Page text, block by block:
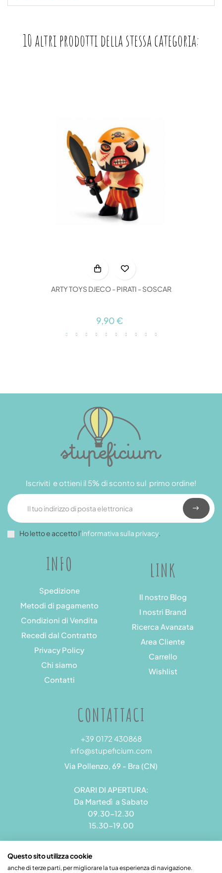
10 altri prodotti della stessa categoria:
ARTY TOYS DJECO - PIRATI - SOSCAR
9,90 €
INFO
Spedizione
Metodi di pagamento
Condizioni di Vendita
Recedi dal Contratto
Privacy Policy
Chi siamo
Contatti
LINK
Il nostro Blog
I nostri Brand
Ricerca Avanzata
Area Cliente
Carrello
Wishlist
Iscriviti e ottieni il 5% di sconto sul primo ordine!
Ho letto e accetto l’informativa sulla privacy.
CONTATTACI
+39 0172 430868
info@stupeficium.com
Via Pollenzo, 69 - Bra (CN)
ORARI DI APERTURA:
Da Martedì a Sabato
09.30-12.30
15.30-19.00
Questo sito utilizza cookie
anche di terze parti, per migliorare la tua esperienza di navigazione.